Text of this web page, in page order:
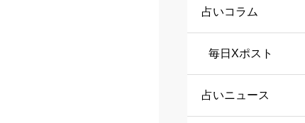
占いコラム
毎日Xポスト
占いニュース